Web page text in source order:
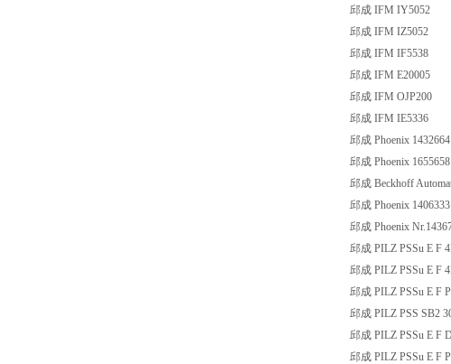
邱成 IFM IY5052
邱成 IFM IZ5052
邱成 IFM IF5538
邱成 IFM E20005
邱成 IFM OJP200
邱成 IFM IE5336
邱成 Phoenix 1432664
邱成 Phoenix 1655658
邱成 Beckhoff
邱成 Phoenix 1406333
邱成 Phoenix
邱成 PILZ PSSu E F
邱成 PILZ PSSu E F
邱成 PILZ PSSu E F
邱成 PILZ PSS SB2
邱成 PILZ PSSu E F
邱成 PILZ PSSu E F